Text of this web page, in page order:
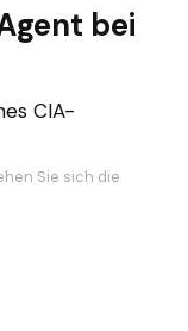
bei
CIA-
Sie sich die